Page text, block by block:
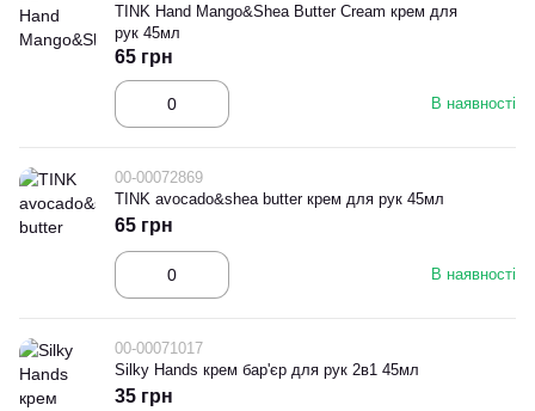
TINK Hand Mango&Shea Butter Cream крем для
рук 45мл
В наявності
65 грн
00-00072869
TINK avocado&shea butter крем для рук 45мл
В наявності
65 грн
00-00071017
Silky Hands крем бар'єр для рук 2в1 45мл
35 грн